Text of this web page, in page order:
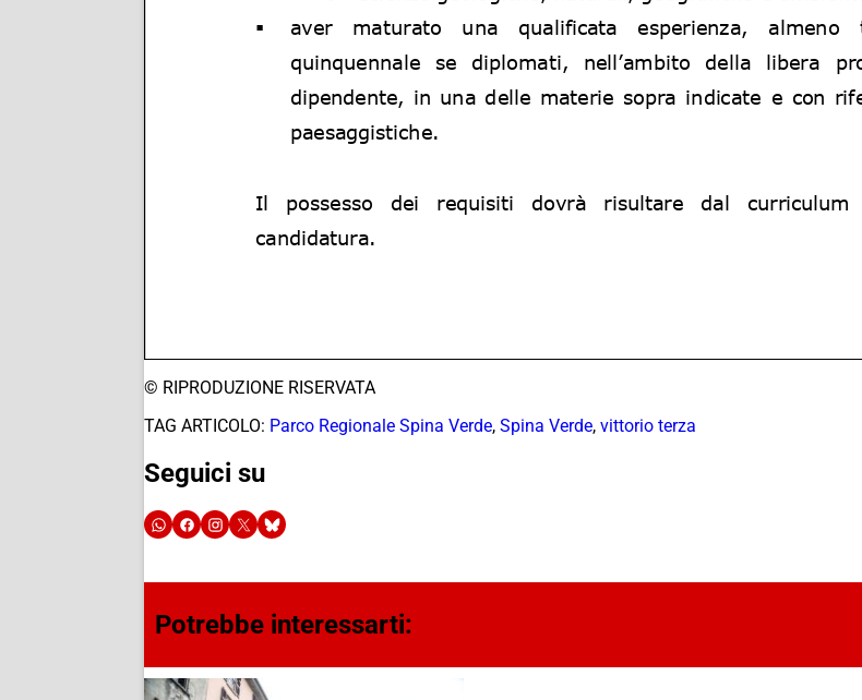
© RIPRODUZIONE RISERVATA
TAG ARTICOLO: Parco Regionale Spina Verde, Spina Verde, vittorio terza
Seguici su
Potrebbe interessarti: